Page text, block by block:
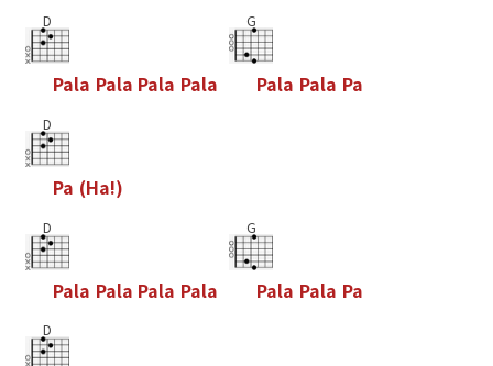
D
Pala Pala Pala Pala
G
Pala Pala Pa
D
Pa (Ha!)
D
Pala Pala Pala Pala
G
Pala Pala Pa
D